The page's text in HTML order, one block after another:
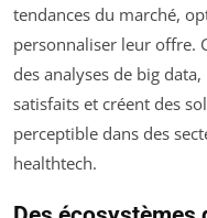
tendances du marché,
personnaliser leur offre.
des analyses de big
satisfaits et créent des
perceptible dans des
healthtech.